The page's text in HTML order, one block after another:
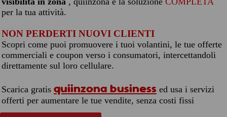
per la tua attività.
NON PERDERTI NUOVI CLIENTI
Scopri come puoi promuovere i tuoi volantini, le tue offerte
commerciali e coupon verso i consumatori, intercettandoli
direttamente sul loro cellulare.
Scarica gratis quiinzona business ed usa i servizi
offerti per aumentare le tue vendite, senza costi fissi